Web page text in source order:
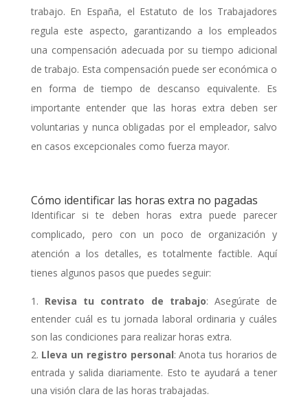
trabajo. En España, el Estatuto de los Trabajadores
regula este aspecto, garantizando a los empleados
una compensación adecuada por su tiempo adicional
de trabajo. Esta compensación puede ser económica o
en forma de tiempo de descanso equivalente. Es
importante entender que las horas extra deben ser
voluntarias y nunca obligadas por el empleador, salvo
en casos excepcionales como fuerza mayor.
Cómo identificar las horas extra no pagadas
Identificar si te deben horas extra puede parecer
complicado, pero con un poco de organización y
atención a los detalles, es totalmente factible. Aquí
tienes algunos pasos que puedes seguir:
Revisa tu contrato de trabajo: Asegúrate de
entender cuál es tu jornada laboral ordinaria y cuáles
son las condiciones para realizar horas extra.
Lleva un registro personal: Anota tus horarios de
entrada y salida diariamente. Esto te ayudará a tener
una visión clara de las horas trabajadas.